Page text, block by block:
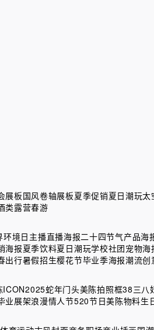
展板国风卷轴展板夏季促销夏日潮玩太
类露营春游
环境日 主播直播海报二十四节气产品海
海报夏季饮料夏日潮玩学校社团宠物海
出行暑假招生樱花节毕业季海报潮流创
ICON2025蛇年门头美陈拍照框38三八
业展架浪漫情人节520节日美陈物料生